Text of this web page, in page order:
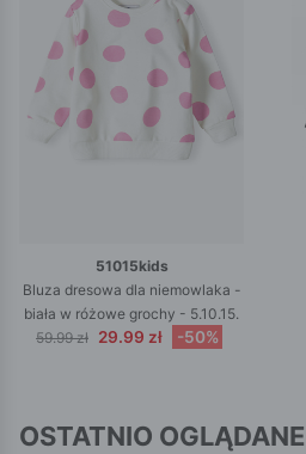
51015kids
Bluza dresowa dla niemowlaka -
biała w różowe grochy - 5.10.15.
59.99 zł 29.99 zł -50%
OSTATNIO OGLĄDANE